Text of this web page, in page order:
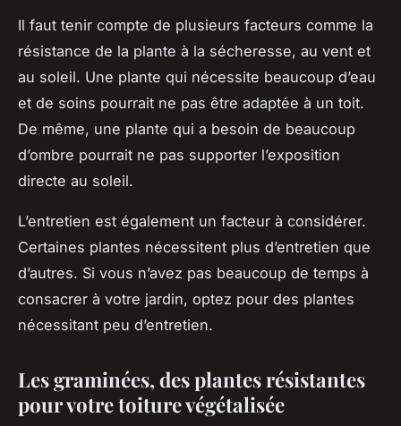
Il faut tenir compte de plusieurs facteurs comme la
résistance de la plante à la sécheresse, au vent et
au soleil. Une plante qui nécessite beaucoup d’eau
et de soins pourrait ne pas être adaptée à un toit.
De même, une plante qui a besoin de beaucoup
d’ombre pourrait ne pas supporter l’exposition
directe au soleil.
L’entretien est également un facteur à considérer.
Certaines plantes nécessitent plus d’entretien que
d’autres. Si vous n’avez pas beaucoup de temps à
consacrer à votre jardin, optez pour des plantes
nécessitant peu d’entretien.
Les graminées, des plantes résistantes
pour votre toiture végétalisée